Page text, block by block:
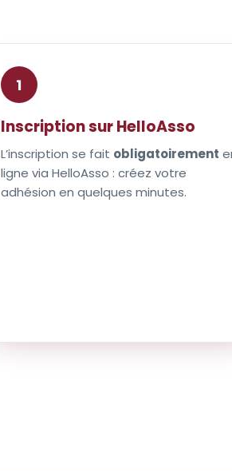
1
Inscription sur HelloAsso
L’inscription se fait obligatoirement
ligne via HelloAsso : créez votre
adhésion en quelques minutes.